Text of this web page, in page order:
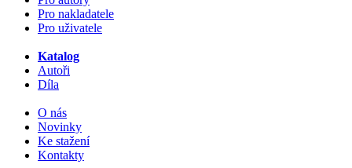
Pro nakladatele
Pro uživatele
Katalog
Autoři
Díla
O nás
Novinky
Ke stažení
Kontakty